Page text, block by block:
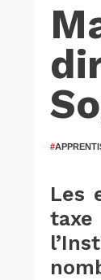
#
Les